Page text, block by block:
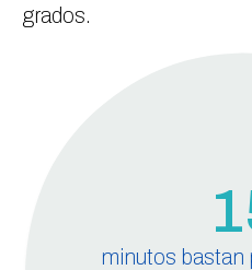
grados.
minutos bastan